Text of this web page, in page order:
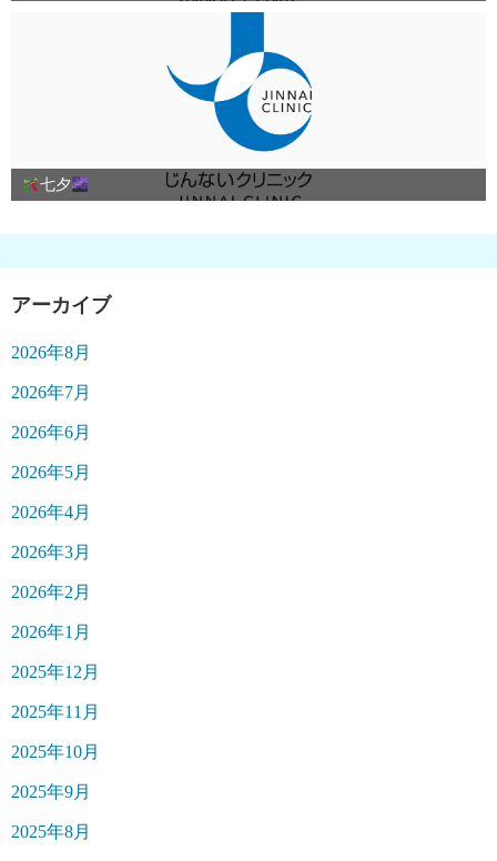
七夕
アーカイブ
2026年8月
2026年7月
2026年6月
2026年5月
2026年4月
2026年3月
2026年2月
2026年1月
2025年12月
2025年11月
2025年10月
2025年9月
2025年8月